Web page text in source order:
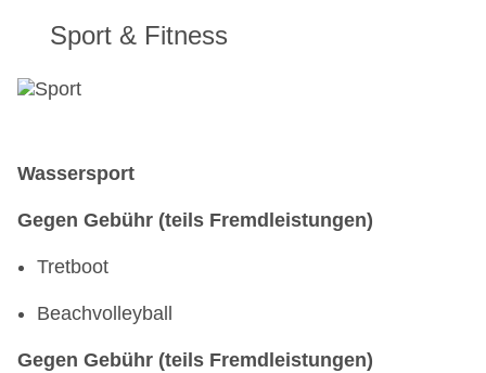
Sport & Fitness
Wassersport
Gegen Gebühr (teils Fremdleistungen)
Tretboot
Beachvolleyball
Gegen Gebühr (teils Fremdleistungen)